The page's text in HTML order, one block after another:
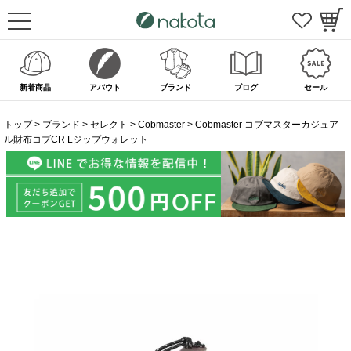
新着商品 アバウト ブランド ブログ セール
トップ ブランド セレクト Cobmaster
Cobmaster コブマスターカジュア
ル財布コブCR Lジップウォレット